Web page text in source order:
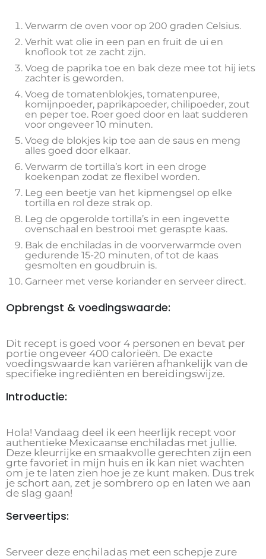
Verwarm de oven voor op 200 graden Celsius.
Verhit wat olie in een pan en fruit de ui en
knoflook tot ze zacht zijn.
Voeg de paprika toe en bak deze mee tot hij iets
zachter is geworden.
Voeg de tomatenblokjes, tomatenpuree,
komijnpoeder, paprikapoeder, chilipoeder, zout
en peper toe. Roer goed door en laat sudderen
voor ongeveer 10 minuten.
Voeg de blokjes kip toe aan de saus en meng
alles goed door elkaar.
Verwarm de tortilla’s kort in een droge
koekenpan zodat ze flexibel worden.
Leg een beetje van het kipmengsel op elke
tortilla en rol deze strak op.
Leg de opgerolde tortilla’s in een ingevette
ovenschaal en bestrooi met geraspte kaas.
Bak de enchiladas in de voorverwarmde oven
gedurende 15-20 minuten, of tot de kaas
gesmolten en goudbruin is.
Garneer met verse koriander en serveer direct.
Opbrengst & voedingswaarde:
Dit recept is goed voor 4 personen en bevat per
portie ongeveer 400 calorieën. De exacte
voedingswaarde kan variëren afhankelijk van de
specifieke ingrediënten en bereidingswijze.
Introductie:
Hola! Vandaag deel ik een heerlijk recept voor
authentieke Mexicaanse enchiladas met jullie.
Deze kleurrijke en smaakvolle gerechten zijn een
grte favoriet in mijn huis en ik kan niet wachten
om je te laten zien hoe je ze kunt maken. Dus trek
je schort aan, zet je sombrero op en laten we aan
de slag gaan!
Serveertips:
Serveer deze enchiladas met een schepje zure